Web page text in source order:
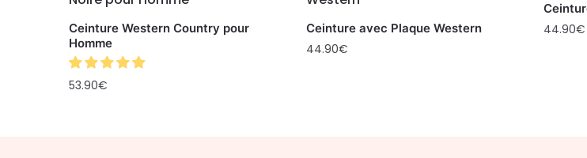
Ceinture Western Country pour
Homme
53.90€
Ceinture avec Plaque Western
44.90€
44.90€